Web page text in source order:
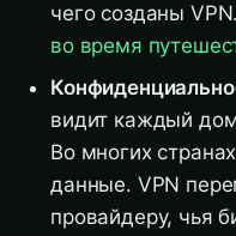
чего созданы
во время
видит каждый
Во многих
данные. VPN
провайдеру, чья